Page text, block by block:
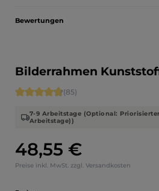
Bewertungen
Bilderrahmen
Regulärer Preis:
48,55 €
Preise inkl. MwSt. zzgl. Versandkosten
Durchschnittliche Bewertung von 4.71
(85)
7-9 Arbeitstage (Optional:
Arbeitstage))